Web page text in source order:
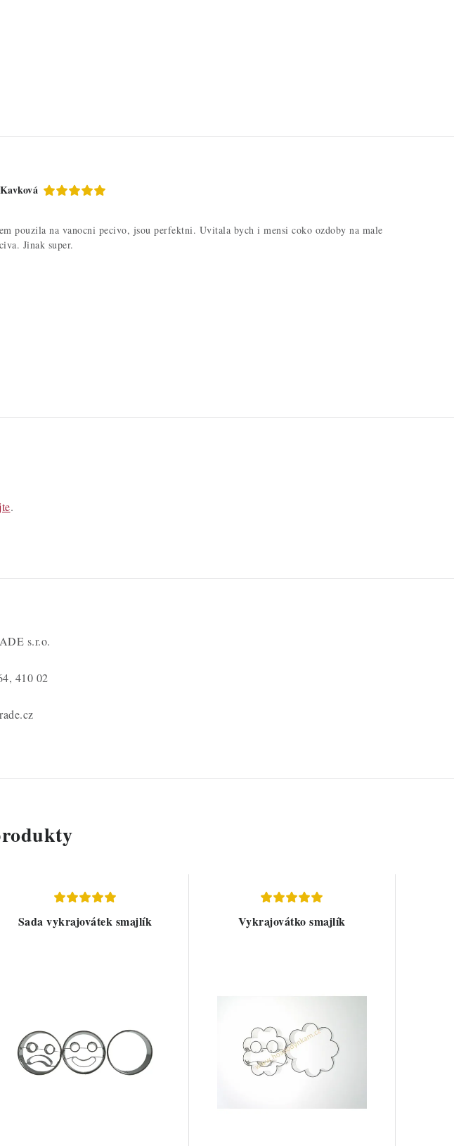
pouzila na vanocni pecivo, jsou perfektni. Uvitala bych i mensi coko ozdoby na male
Jinak super.
.
s.r.o.
410 02
Sada vykrajovátek smajlík Vykrajovátko smajlík